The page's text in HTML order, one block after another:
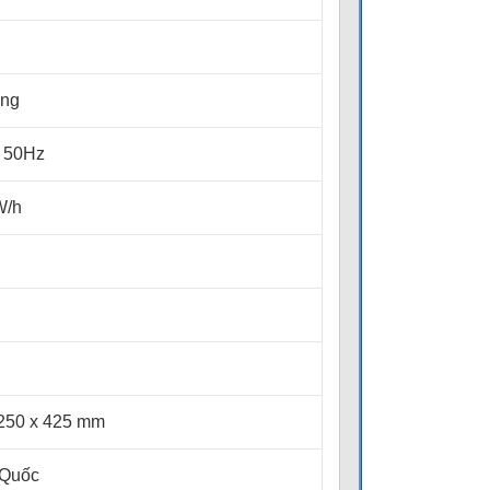
h
x 425 mm